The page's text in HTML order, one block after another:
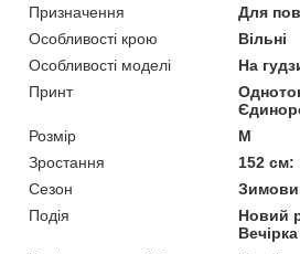
Призначення
Для
Особливості крою
Вільні
Особливості моделі
На
Принт
Розмір
M
Зростання
152 см:
Сезон
Подія
Новий
Вечірка